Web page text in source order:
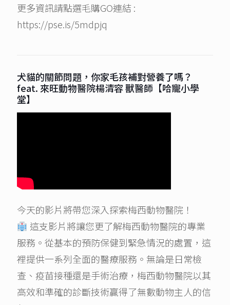
更多資訊請點選毛購GO連結 :
https://pse.is/5mdpjq
犬貓的關節問題，你家毛孩補對營養了嗎？
feat. 來旺動物醫院楊清容 獸醫師【哈寵小學
堂】
今天的影片將帶您深入探索梅西動物醫院！
這支影片將讓您更了解梅西動物醫院的專業
服務。從基本的預防保健到緊急情況的處置，這
裡提供一系列全面的醫療服務。無論是日常檢
查、疫苗接種還是手術治療，梅西動物醫院以其
高效和準確的診斷技術贏得了無數動物主人的信